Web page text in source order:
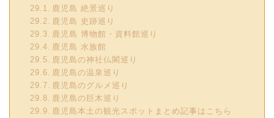
鹿児島 絶景巡り
鹿児島 史跡巡り
鹿児島 博物館・資料館巡り
鹿児島 水族館
鹿児島の神社仏閣巡り
鹿児島の温泉巡り
鹿児島のグルメ巡り
鹿児島の巨木巡り
鹿児島本土の観光スポットまとめ記事はこちら